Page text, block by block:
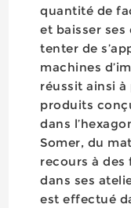
quantité de
et baisser
tenter de
machines
réussit ainsi
produits
dans
Somer, du
recours à des
dans ses
est effectué